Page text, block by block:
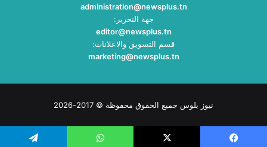
administration@newsplus.tn
جهة التحرير:
editor@newsplus.tn
قسم التسويق والاعلانات:
marketing@newsplus.tn
نيوز بلوس جميع الحقوق محفوظة © 2017-2026